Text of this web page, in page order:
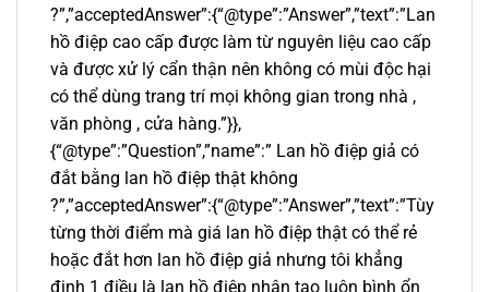
?”,”acceptedAnswer”:{“@type”:”Answer”,”text”:”Lan
hồ điệp cao cấp được làm từ nguyên liệu cao cấp
và được xử lý cẩn thận nên không có mùi độc hại
có thể dùng trang trí mọi không gian trong nhà ,
văn phòng , cửa hàng.”}},
{“@type”:”Question”,”name”:” Lan hồ điệp giả có
đắt bằng lan hồ điệp thật không
?”,”acceptedAnswer”:{“@type”:”Answer”,”text”:”Tùy
từng thời điểm mà giá lan hồ điệp thật có thể rẻ
hoặc đắt hơn lan hồ điệp giả nhưng tôi khẳng
định 1 điều là lan hồ điệp nhân tạo luôn bình ổn